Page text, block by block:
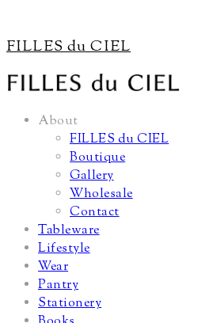
FILLES du CIEL
About
FILLES du CIEL
Boutique
Gallery
Wholesale
Contact
Tableware
Lifestyle
Wear
Pantry
Stationery